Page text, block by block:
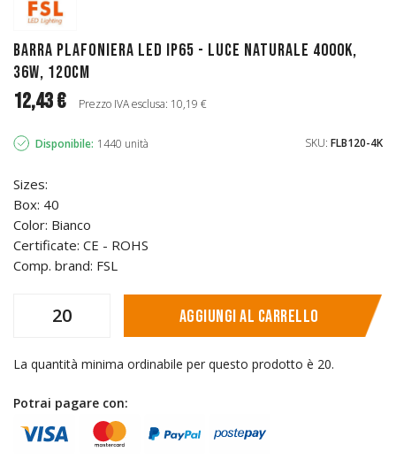
Barra Plafoniera LED IP65 - luce naturale 4000K,
36w, 120cm
12,43 € Prezzo IVA esclusa: 10,19 €
Disponibile: 1440 unità SKU: FLB120-4K
Sizes:
Box: 40
Color: Bianco
Certificate: CE - ROHS
Comp. brand: FSL
Aggiungi al carrello
La quantità minima ordinabile per questo prodotto è 20.
Potrai pagare con: